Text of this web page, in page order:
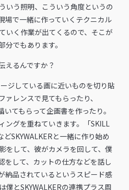
いう照明、こういう角度というの
場で一緒に作っていくテクニカル
いく作業が出てくるので、そこが
でもあります。
えるんですか？
ジしている画に近いものを切り貼
レンスで見てもらったり、
てもらって企画書を作ったり。
ングを重ねていきます。「SKILL
SKYWALKERと一緒に作り始め
をして、彼がカメラを回して、僕
をして、カットの仕方などを話し
納品されているというスピード感
僕とSKYWALKERの連携プラス周